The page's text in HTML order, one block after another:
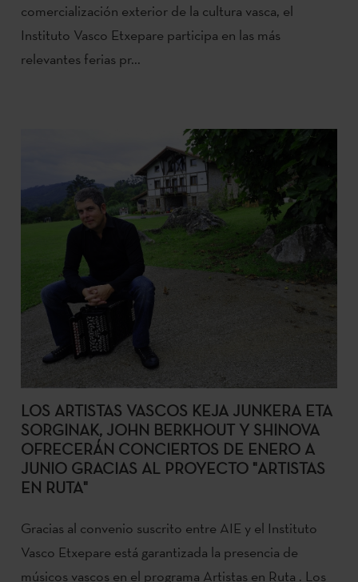
comercialización exterior de la cultura vasca, el
Instituto Vasco Etxepare participa en las más
relevantes ferias pr...
LOS ARTISTAS VASCOS KEJA JUNKERA ETA
SORGINAK, JOHN BERKHOUT Y SHINOVA
OFRECERÁN CONCIERTOS DE ENERO A
JUNIO GRACIAS AL PROYECTO "ARTISTAS
EN RUTA"
Gracias al convenio suscrito entre AIE y el Instituto
Vasco Etxepare está garantizada la presencia de
músicos vascos en el programa Artistas en Ruta . Los